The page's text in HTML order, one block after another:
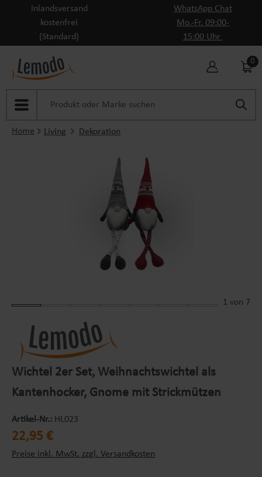
Zum Hauptinhalt springen
Inlandsversand
kostenfrei
(Standard)
WhatsApp Chat
Mo.-Fr. 09:00-
15:00 Uhr
0
Home Living Dekoration
1 von 7
Wichtel 2er Set, Weihnachtswichtel als
Kantenhocker, Gnome mit Strickmützen
Artikel-Nr.: HL023
Regulärer Preis:
22,95 €
Preise inkl. MwSt. zzgl. Versandkosten